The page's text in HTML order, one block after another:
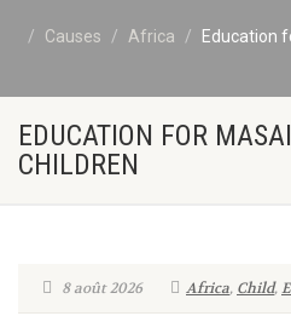
Causes Africa Education
EDUCATION FOR MASAI
CHILDREN
8 août 2026 Africa, Child,